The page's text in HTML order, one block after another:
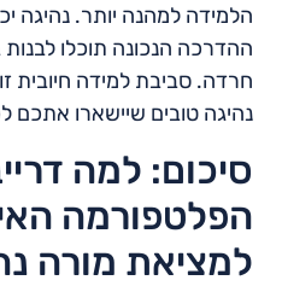
הלמידה למהנה יותר. נהיגה
ההדרכה הנכונה תוכלו לבנות
חרדה. סביבת למידה חיובית
נהיגה טובים שיישארו אתכם
סיכום: למה
הפלטפורמה
למציאת מורה